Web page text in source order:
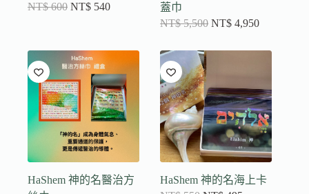
NT$600 NT$ 540
蓋巾
NT$5,500 NT$ 4,950
HaShem 神的名醫治方
HaShem 神的名海上卡